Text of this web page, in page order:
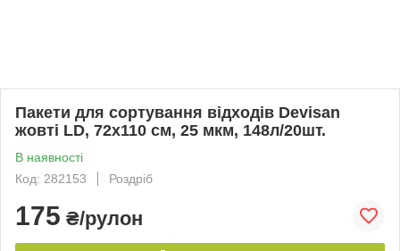
Пакети для сортування відходів Devisan
жовті LD, 72х110 см, 25 мкм, 148л/20шт.
В наявності
Код: 282153
Роздріб
175 ₴/рулон